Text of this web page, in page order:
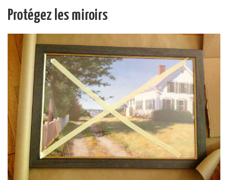
Protégez les miroirs